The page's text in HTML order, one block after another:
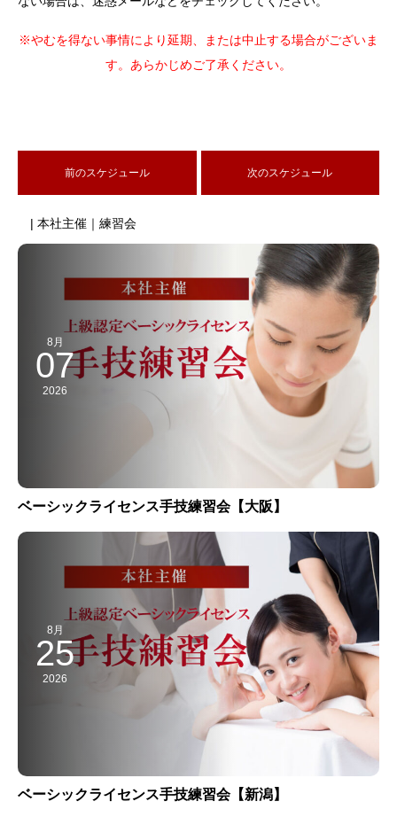
※やむを得ない事情により延期、または中止する場合がございま
す。あらかじめご了承ください。
前のスケジュール 次のスケジュール
| 本社主催｜練習会
8月
07
2026
ベーシックライセンス手技練習会【大阪】
8月
25
2026
ベーシックライセンス手技練習会【新潟】